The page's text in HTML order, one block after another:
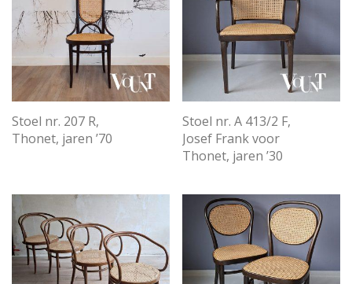
Stoel nr. 207 R,
Thonet, jaren ’70
Stoel nr. A 413/2 F,
Josef Frank voor
Thonet, jaren ’30